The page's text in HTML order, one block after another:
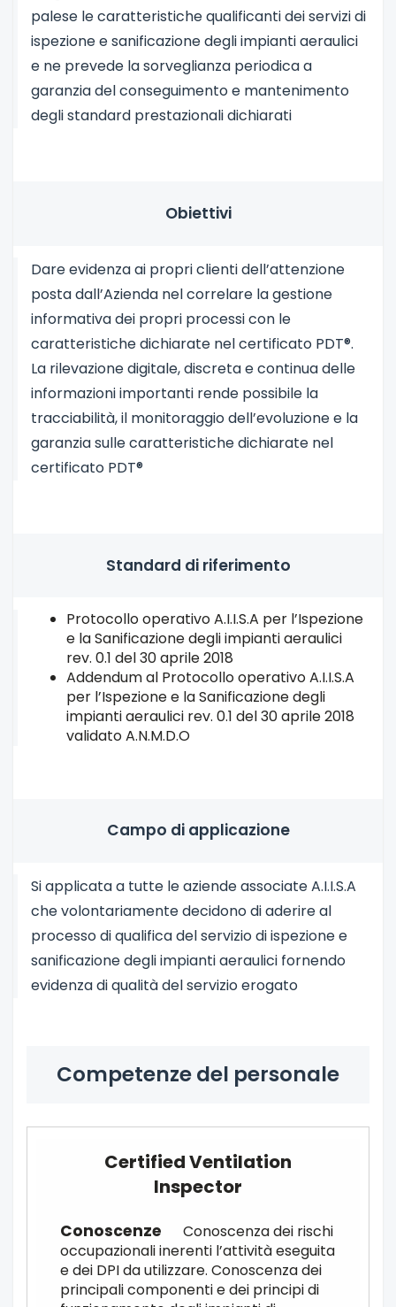
palese le caratteristiche qualificanti dei servizi di
ispezione e sanificazione degli impianti aeraulici
e ne prevede la sorveglianza periodica a
garanzia del conseguimento e mantenimento
degli standard prestazionali dichiarati
Obiettivi
Dare evidenza ai propri clienti dell’attenzione
posta dall’Azienda nel correlare la gestione
informativa dei propri processi con le
caratteristiche dichiarate nel certificato PDT®.
La rilevazione digitale, discreta e continua delle
informazioni importanti rende possibile la
tracciabilità, il monitoraggio dell’evoluzione e la
garanzia sulle caratteristiche dichiarate nel
certificato PDT®
Standard di riferimento
Protocollo operativo A.I.I.S.A per l’Ispezione
e la Sanificazione degli impianti aeraulici
rev. 0.1 del 30 aprile 2018
Addendum al Protocollo operativo A.I.I.S.A
per l’Ispezione e la Sanificazione degli
impianti aeraulici rev. 0.1 del 30 aprile 2018
validato A.N.M.D.O
Campo di applicazione
Si applicata a tutte le aziende associate A.I.I.S.A
che volontariamente decidono di aderire al
processo di qualifica del servizio di ispezione e
sanificazione degli impianti aeraulici fornendo
evidenza di qualità del servizio erogato
Competenze del personale
Certified Ventilation
Inspector
Conoscenza dei rischi
occupazionali inerenti l’attività eseguita
e dei DPI da utilizzare. Conoscenza dei
principali componenti e dei principi di